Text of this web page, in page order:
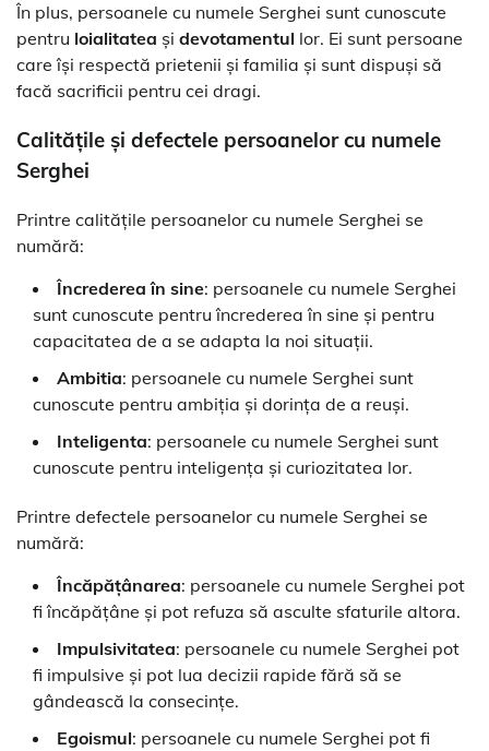
În plus, persoanele cu numele Serghei sunt cunoscute
pentru loialitatea și devotamentul lor. Ei sunt persoane
care își respectă prietenii și familia și sunt dispuși să
facă sacrificii pentru cei dragi.
Calitățile și defectele persoanelor cu numele
Serghei
Printre calitățile persoanelor cu numele Serghei se
numără:
Încrederea în sine: persoanele cu numele Serghei
sunt cunoscute pentru încrederea în sine și pentru
capacitatea de a se adapta la noi situații.
Ambitia: persoanele cu numele Serghei sunt
cunoscute pentru ambiția și dorința de a reuși.
Inteligenta: persoanele cu numele Serghei sunt
cunoscute pentru inteligența și curiozitatea lor.
Printre defectele persoanelor cu numele Serghei se
numără:
Încăpățânarea: persoanele cu numele Serghei pot
fi încăpățâne și pot refuza să asculte sfaturile altora.
Impulsivitatea: persoanele cu numele Serghei pot
fi impulsive și pot lua decizii rapide fără să se
gândească la consecințe.
Egoismul: persoanele cu numele Serghei pot fi